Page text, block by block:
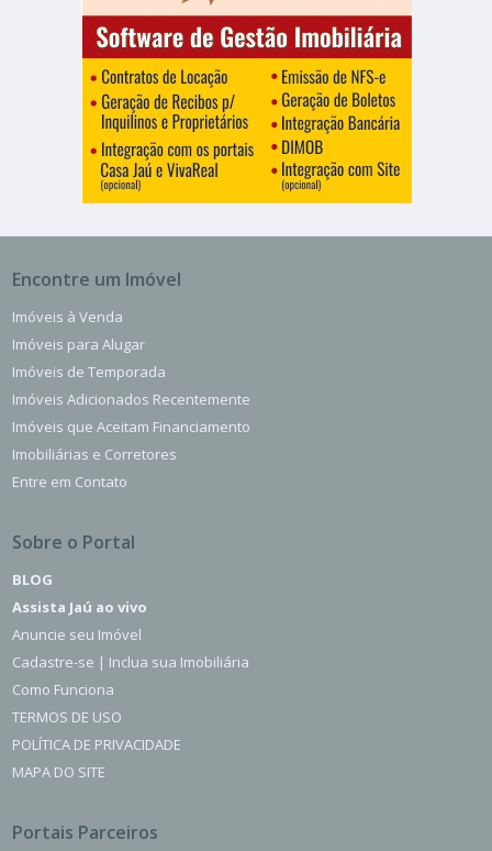
Encontre um Imóvel
Imóveis à Venda
Imóveis para Alugar
Imóveis de Temporada
Imóveis Adicionados Recentemente
Imóveis que Aceitam Financiamento
Imobiliárias e Corretores
Entre em Contato
Sobre o Portal
BLOG
Assista Jaú ao vivo
Anuncie seu Imóvel
Cadastre-se | Inclua sua Imobiliária
Como Funciona
TERMOS DE USO
POLÍTICA DE PRIVACIDADE
MAPA DO SITE
Portais Parceiros